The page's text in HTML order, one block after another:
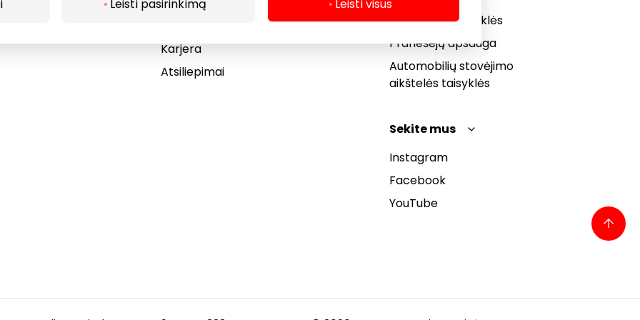
Leisti pasirinkimą Leisti visus
Karjera
Atsiliepimai
bendrosios taisyklės
Pranešėjų apsauga
Automobilių stovėjimo
aikštelės taisyklės
Sekite mus
Instagram
Facebook
YouTube